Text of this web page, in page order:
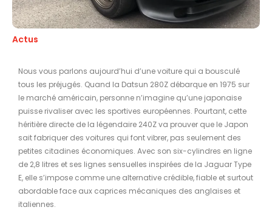
Actus
Nous vous parlons aujourd’hui d’une voiture qui a bousculé
tous les préjugés. Quand la Datsun 280Z débarque en 1975 sur
le marché américain, personne n’imagine qu’une japonaise
puisse rivaliser avec les sportives européennes. Pourtant, cette
héritière directe de la légendaire 240Z va prouver que le Japon
sait fabriquer des voitures qui font vibrer, pas seulement des
petites citadines économiques. Avec son six-cylindres en ligne
de 2,8 litres et ses lignes sensuelles inspirées de la Jaguar Type
E, elle s’impose comme une alternative crédible, fiable et surtout
abordable face aux caprices mécaniques des anglaises et
italiennes.